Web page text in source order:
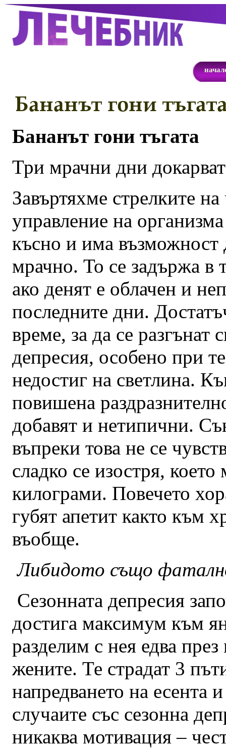
Бананът гони
Бананът гони тъгата
Три мрачни дни
Завъртяхме стрелките
управление на
късно и има възможност
мрачно. То се задържа в
ако денят е облачен и
последните дни.
време, за да се разгънат
депресия, особено при
недостиг на светлина.
повишена
добавят и нетипични.
въпреки това не се
сладко се изостря,
килограми. Повечето
губят апетит както към
въобще.
Либидото също
Сезонната депресия
достига максимум към
разделим с нея едва
жените. Те страдат 3
напредването на есента
случаите със сезонна
никаква мотивация –